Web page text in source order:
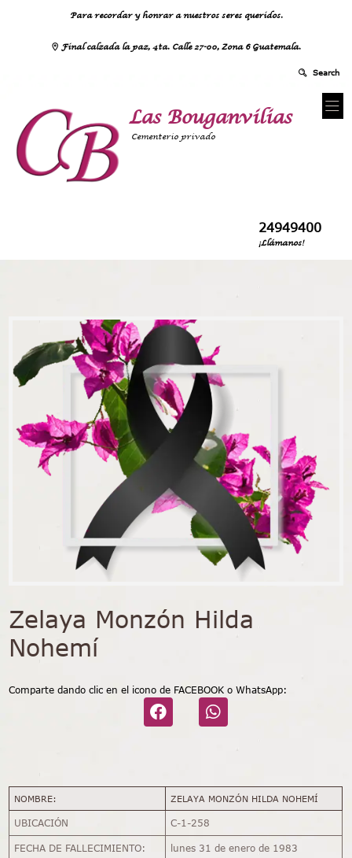
Para recordar y honrar a nuestros seres queridos.
Final calzada la paz, 4ta. Calle 27-00, Zona 6 Guatemala.
Las Bouganvilias
Cementerio privado
24949400
¡Llámanos!
Zelaya Monzón Hilda
Nohemí
Comparte dando clic en el icono de FACEBOOK o WhatsApp:
NOMBRE: ZELAYA MONZÓN HILDA NOHEMÍ
UBICACIÓN C-1-258
FECHA DE FALLECIMIENTO: lunes 31 de enero de 1983